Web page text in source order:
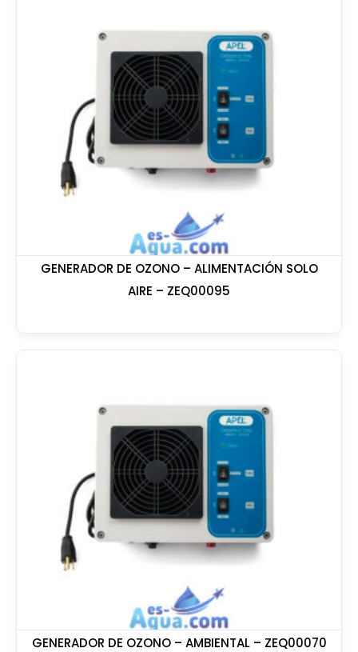
GENERADOR DE OZONO – ALIMENTACIÓN SOLO
AIRE – ZEQ00095
GENERADOR DE OZONO – AMBIENTAL – ZEQ00070